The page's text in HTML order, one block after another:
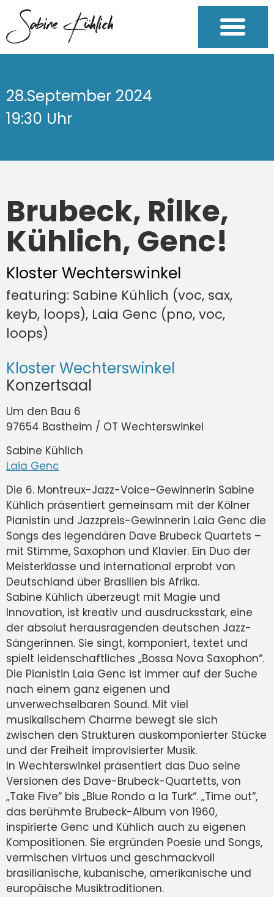
28.September 2024
19:30 Uhr
Brubeck, Rilke,
Kühlich, Genc!
Kloster Wechterswinkel
featuring: Sabine Kühlich (voc, sax,
keyb, loops), Laia Genc (pno, voc,
loops)
Kloster Wechterswinkel
Konzertsaal
Um den Bau 6
97654 Bastheim / OT Wechterswinkel
Sabine Kühlich
Laia Genc
Die 6. Montreux-Jazz-Voice-Gewinnerin Sabine
Kühlich präsentiert gemeinsam mit der Kölner
Pianistin und Jazzpreis-Gewinnerin Laia Genc die
Songs des legendären Dave Brubeck Quartets –
mit Stimme, Saxophon und Klavier. Ein Duo der
Meisterklasse und international erprobt von
Deutschland über Brasilien bis Afrika.
Sabine Kühlich überzeugt mit Magie und
Innovation, ist kreativ und ausdrucksstark, eine
der absolut herausragenden deutschen Jazz-
Sängerinnen. Sie singt, komponiert, textet und
spielt leidenschaftliches „Bossa Nova Saxophon“.
Die Pianistin Laia Genc ist immer auf der Suche
nach einem ganz eigenen und
unverwechselbaren Sound. Mit viel
musikalischem Charme bewegt sie sich
zwischen den Strukturen auskomponierter Stücke
und der Freiheit improvisierter Musik.
In Wechterswinkel präsentiert das Duo seine
Versionen des Dave-Brubeck-Quartetts, von
„Take Five“ bis „Blue Rondo a la Turk“. „Time out“,
das berühmte Brubeck-Album von 1960,
inspirierte Genc und Kühlich auch zu eigenen
Kompositionen. Sie ergründen Poesie und Songs,
vermischen virtuos und geschmackvoll
brasilianische, kubanische, amerikanische und
europäische Musiktraditionen.